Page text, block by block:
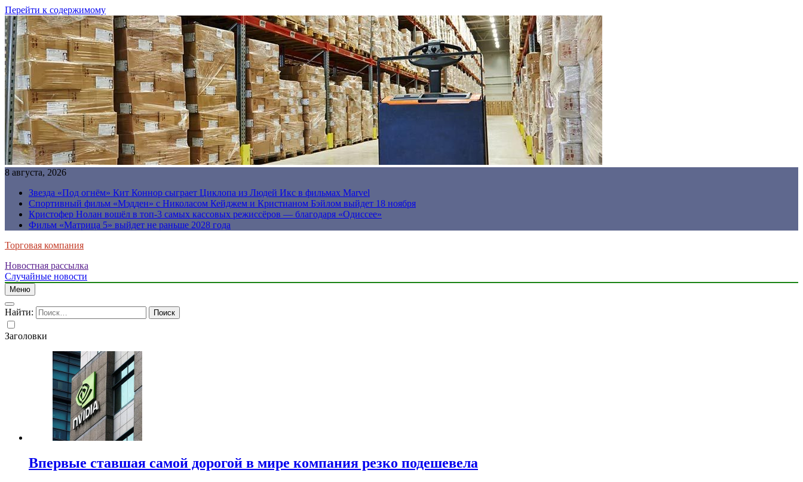
Перейти к содержимому
8 августа, 2026
Звезда «Под огнём» Кит Коннор сыграет Циклопа из Людей Икс в фильмах Marvel
Спортивный фильм «Мэдден» с Николасом Кейджем и Кристианом Бэйлом выйдет 18 ноября
Кристофер Нолан вошёл в топ-3 самых кассовых режиссёров — благодаря «Одиссее»
Фильм «Матрица 5» выйдет не раньше 2028 года
Торговая компания
Новостная рассылка
Случайные новости
Меню
Найти:
Заголовки
Впервые ставшая самой дорогой в мире компания резко подешевела